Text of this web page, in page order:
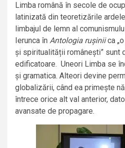
Limba română în secole de
latinizată din teoretizările
limbajul de lemn al
Ierunca în Antologia rușiniica
și spiritualității românești” sunt
edificatoare. Uneori Limba se
și gramatica. Alteori devine
globalizării, când ea primește
întrece orice alt val anterior,
avansate de propagare.